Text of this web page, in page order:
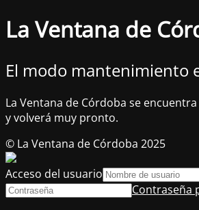
La Ventana de
El modo mantenimiento
La Ventana de Córdoba se
y volverá muy pronto.
© La Ventana de Córdoba 2025
Acceso del usuario
Contraseña